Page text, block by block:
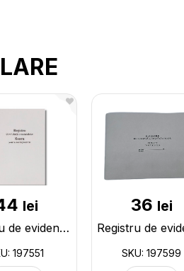
lei
Registru de evidenta a materialelor 48 foi 197551
197551
36 lei
SKU: 197599